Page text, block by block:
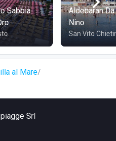
con i mezzi pubblici
vicina, quella di Francavilla al
stabilimento.
Sabbia
Aldebaran Da
Nino
San Vito
al Mare
Srl